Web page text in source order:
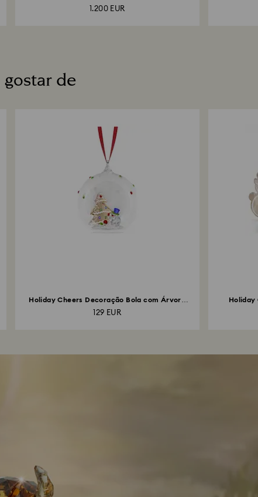
1.200 EUR
de
Holiday Cheers Decoração Bola com Árvore
de...
129 EUR
Holiday